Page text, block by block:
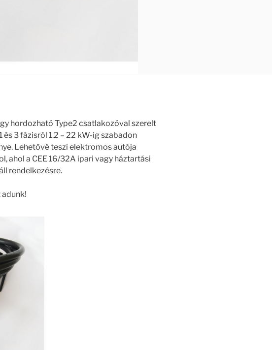
hordozható Type2 csatlakozóval szerelt
3 fázisról 1.2 – 22 kW-ig szabadon
Lehetővé teszi elektromos autója
ahol a CEE 16/32A ipari vagy háztartási
rendelkezésre.